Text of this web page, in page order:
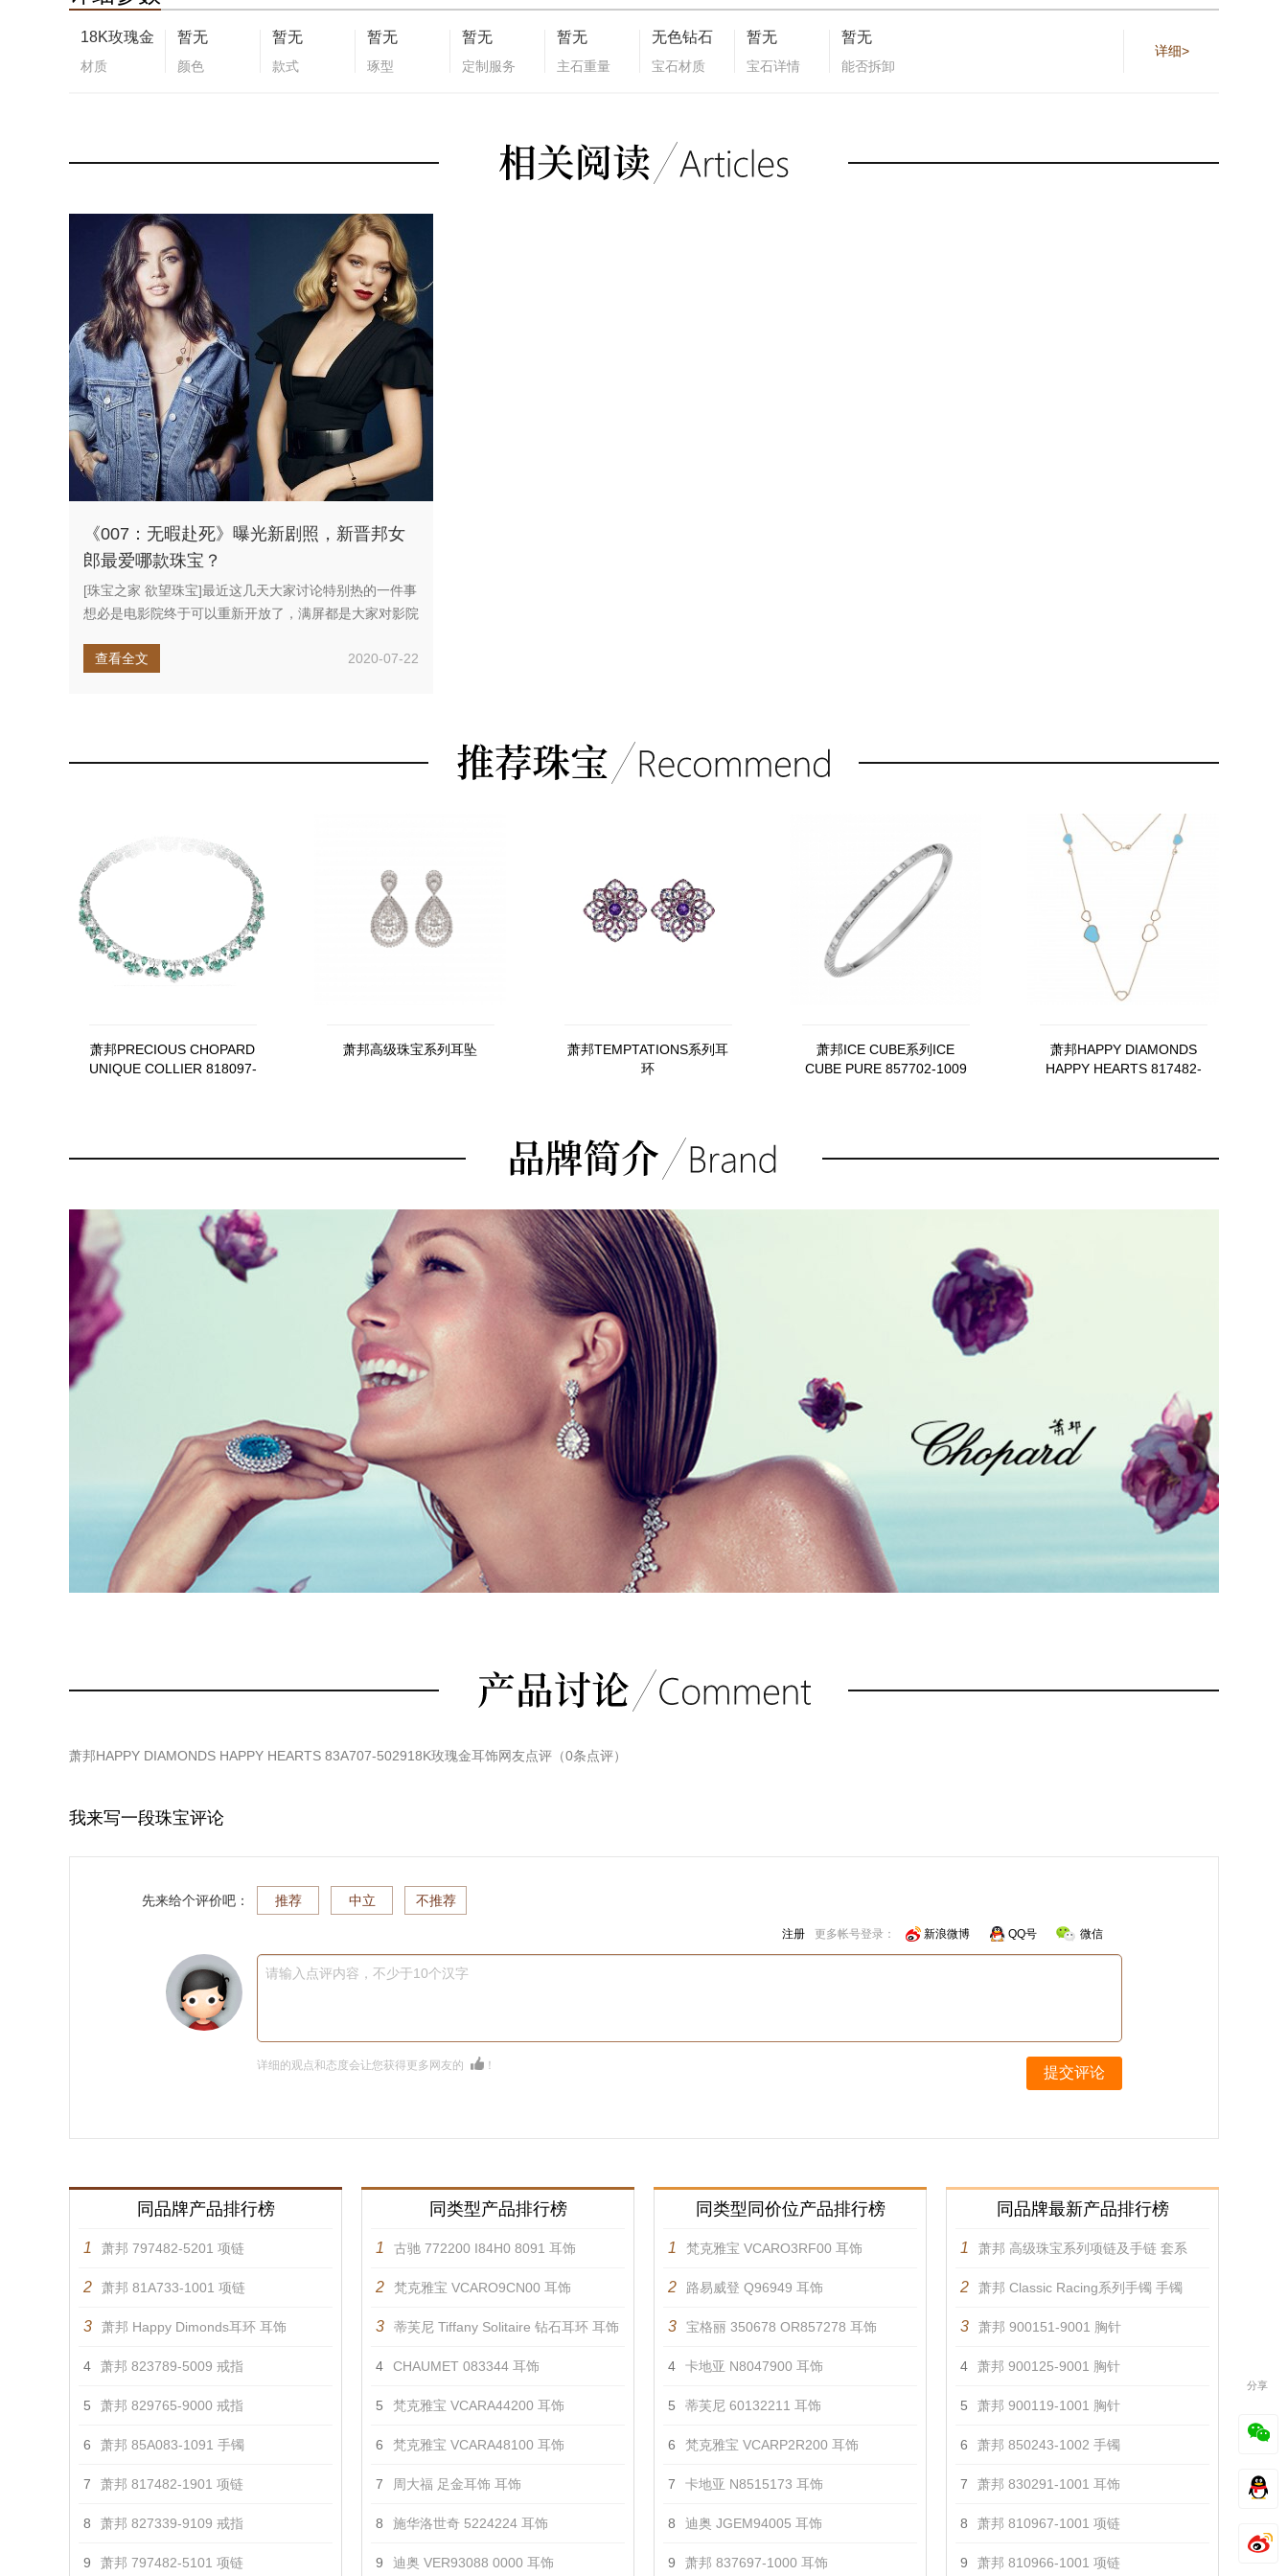
18K玫瑰金
材质
暂无
颜色
暂无
款式
暂无
琢型
暂无
定制服务
暂无
主石重量
无色钻石
宝石材质
暂无
宝石详情
暂无
能否拆卸
详细>
《007：无暇赴死》曝光新剧照，新晋邦女
郎最爱哪款珠宝？
[珠宝之家 欲望珠宝]最近这几天大家讨论特别热的一件事
想必是电影院终于可以重新开放了，满屏都是大家对影院
查看全文
2020-07-22
萧邦PRECIOUS CHOPARD
UNIQUE COLLIER 818097-
萧邦高级珠宝系列耳坠
萧邦TEMPTATIONS系列耳
环
萧邦ICE CUBE系列ICE
CUBE PURE 857702-1009
萧邦HAPPY DIAMONDS
HAPPY HEARTS 817482-
萧邦HAPPY DIAMONDS HAPPY HEARTS 83A707-502918K玫瑰金耳饰网友点评（0条点评）
我来写一段珠宝评论
先来给个评价吧： 推荐 中立 不推荐
注册 更多帐号登录： 新浪微博 QQ号 微信
请输入点评内容，不少于10个汉字
详细的观点和态度会让您获得更多网友的 ！ 提交评论
同品牌产品排行榜
1 萧邦 797482-5201 项链
2 萧邦 81A733-1001 项链
3 萧邦 Happy Dimonds耳环 耳饰
4 萧邦 823789-5009 戒指
5 萧邦 829765-9000 戒指
6 萧邦 85A083-1091 手镯
7 萧邦 817482-1901 项链
8 萧邦 827339-9109 戒指
9 萧邦 797482-5101 项链
同类型产品排行榜
1 古驰 772200 I84H0 8091 耳饰
2 梵克雅宝 VCARO9CN00 耳饰
3 蒂芙尼 Tiffany Solitaire 钻石耳环 耳饰
4 CHAUMET 083344 耳饰
5 梵克雅宝 VCARA44200 耳饰
6 梵克雅宝 VCARA48100 耳饰
7 周大福 足金耳饰 耳饰
8 施华洛世奇 5224224 耳饰
9 迪奥 VER93088 0000 耳饰
同类型同价位产品排行榜
1 梵克雅宝 VCARO3RF00 耳饰
2 路易威登 Q96949 耳饰
3 宝格丽 350678 OR857278 耳饰
4 卡地亚 N8047900 耳饰
5 蒂芙尼 60132211 耳饰
6 梵克雅宝 VCARP2R200 耳饰
7 卡地亚 N8515173 耳饰
8 迪奥 JGEM94005 耳饰
9 萧邦 837697-1000 耳饰
同品牌最新产品排行榜
1 萧邦 高级珠宝系列项链及手链 套系
2 萧邦 Classic Racing系列手镯 手镯
3 萧邦 900151-9001 胸针
4 萧邦 900125-9001 胸针
5 萧邦 900119-1001 胸针
6 萧邦 850243-1002 手镯
7 萧邦 830291-1001 耳饰
8 萧邦 810967-1001 项链
9 萧邦 810966-1001 项链
分享